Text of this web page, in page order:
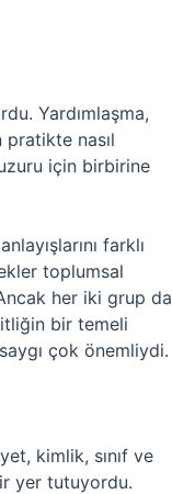
Yardımlaşma,
nasıl
için birbirine
farklı
toplumsal
her iki grup da
bir temeli
çok önemliydi.
kimlik, sınıf ve
yer tutuyordu.